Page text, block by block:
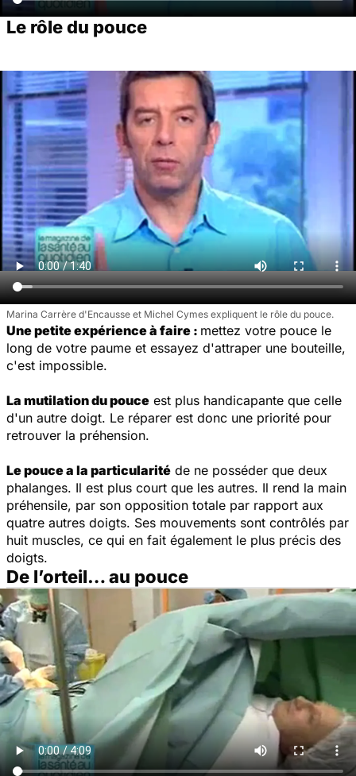
Le rôle du pouce
Marina Carrère d'Encausse et Michel Cymes expliquent le rôle du pouce.
Une petite expérience à faire : mettez votre pouce le
long de votre paume et essayez d'attraper une bouteille,
c'est impossible.
La mutilation du pouce est plus handicapante que celle
d'un autre doigt. Le réparer est donc une priorité pour
retrouver la préhension.
Le pouce a la particularité de ne posséder que deux
phalanges. Il est plus court que les autres. Il rend la main
préhensile, par son opposition totale par rapport aux
quatre autres doigts. Ses mouvements sont contrôlés par
huit muscles, ce qui en fait également le plus précis des
doigts.
De l’orteil… au pouce